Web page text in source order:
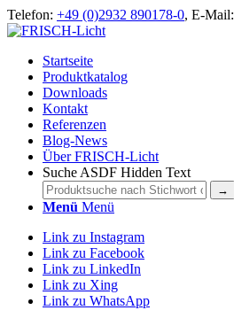
Telefon: +49 (0)2932 890178-0, E-Mail:
Startseite
Produktkatalog
Downloads
Kontakt
Referenzen
Blog-News
Über FRISCH-Licht
Suche ASDF Hidden Text
Menü Menü
Link zu Instagram
Link zu Facebook
Link zu LinkedIn
Link zu Xing
Link zu WhatsApp